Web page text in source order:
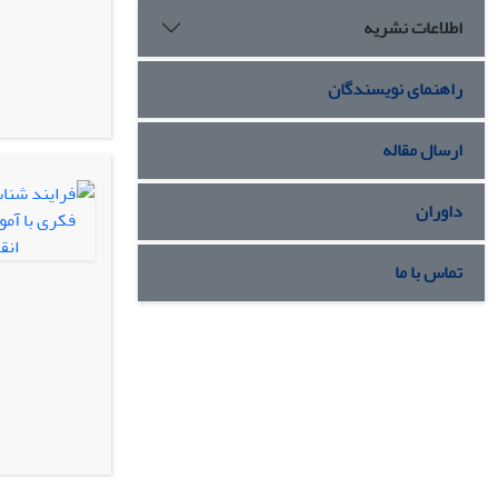
اطلاعات نشریه
راهنمای نویسندگان
ارسال مقاله
داوران
تماس با ما